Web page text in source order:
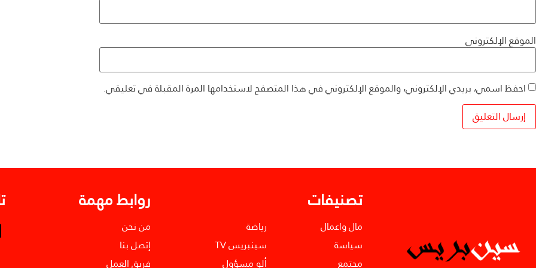
الموقع الإلكتروني
احفظ اسمي، بريدي الإلكتروني، والموقع الإلكتروني في هذا المتصفح لاستخدامها المرة المقبلة في تعليقي.
تصنيفات
مال واعمال
سياسة
مجتمع
رياضة
سينبريس TV
ألو مسؤول
روابط مهمة
من نحن
إتصل بنا
فريق العمل